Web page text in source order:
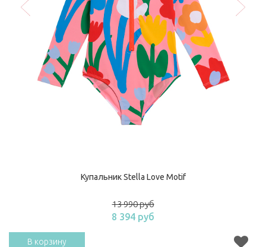
Купальник Stella Love Motif
13 990 руб
8 394 руб
В корзину